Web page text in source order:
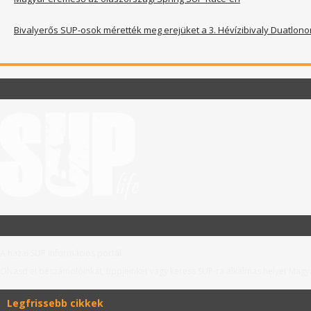
Bivalyerős SUP-osok mérették meg erejüket a 3. Hévízibivaly
Legfrissebb cikkek